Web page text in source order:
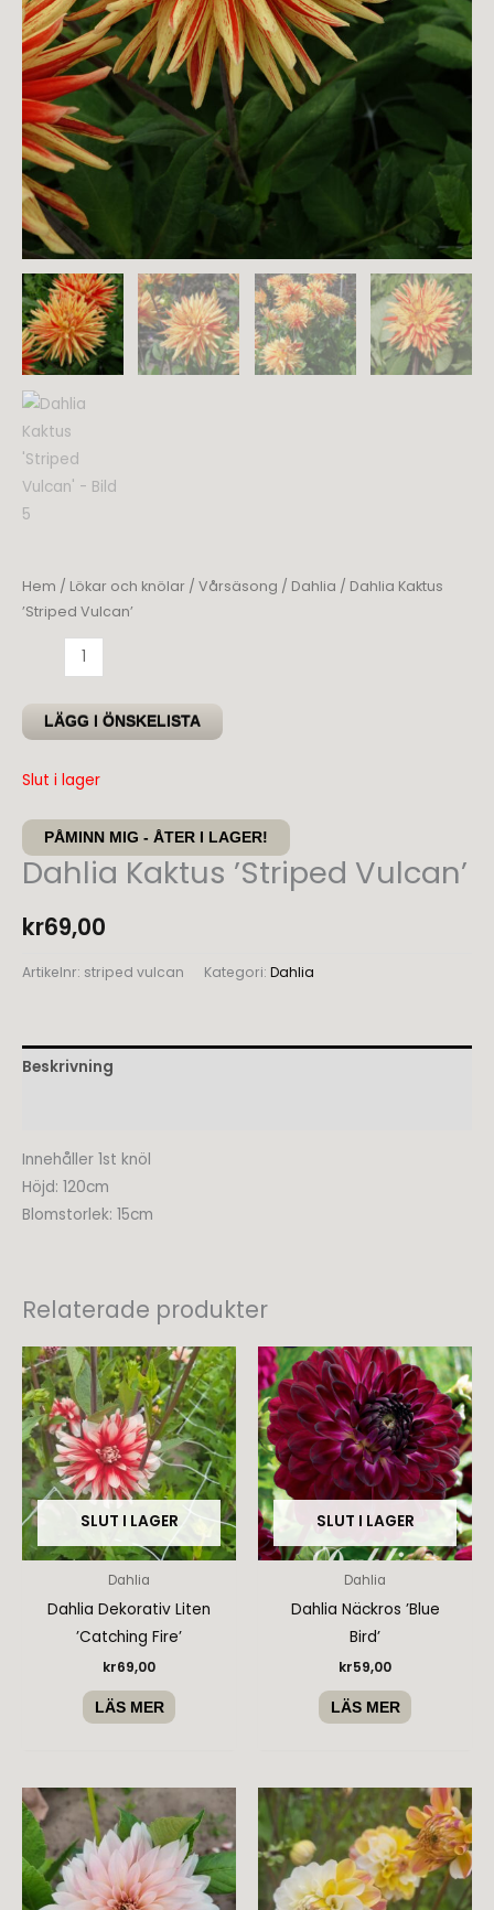
Hem / Lökar och knölar / Vårsäsong / Dahlia / Dahlia Kaktus
’Striped Vulcan’
Kaktus
'Striped
Vulcan'
LÄGG I ÖNSKELISTA
Slut i lager
PÅMINN MIG - ÅTER I LAGER!
Dahlia Kaktus ’Striped Vulcan’
kr69,00
Artikelnr: striped vulcan Kategori: Dahlia
Beskrivning
Innehåller 1st knöl
Höjd: 120cm
Blomstorlek: 15cm
Relaterade produkter
SLUT I LAGER
Dahlia
Dahlia Dekorativ Liten
’Catching Fire’
kr69,00
LÄS MER
SLUT I LAGER
Dahlia
Dahlia Näckros ’Blue
Bird’
kr59,00
LÄS MER